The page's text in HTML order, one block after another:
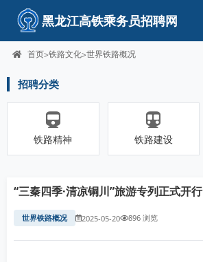
黑龙江高铁乘务员招聘网
首页>铁路文化>世界铁路概况
招聘分类
铁路精神 铁路建设
“三秦四季·清凉铜川”旅游专列正式开行
世界铁路概况 2025-05-20 896 浏览